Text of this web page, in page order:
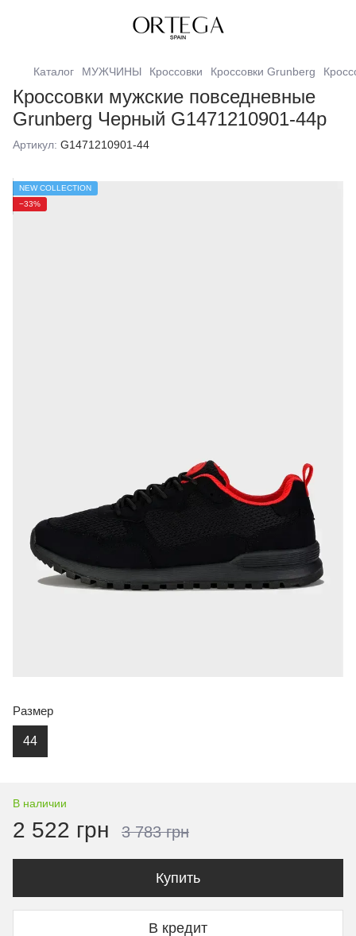
Каталог МУЖЧИНЫ Кроссовки Кроссовки Grunberg
Кроссовки мужские повседневные
Grunberg Черный G1471210901-44р
Артикул: G1471210901-44
NEW COLLECTION
−33%
Размер
44
В наличии
2 522 грн 3 783 грн
Купить
В кредит